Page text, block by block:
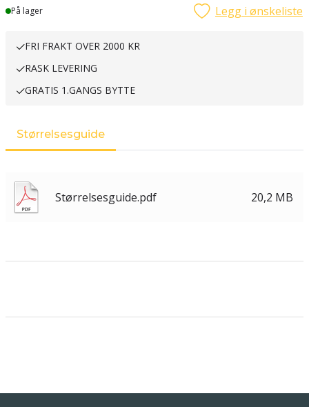
Lager
På lager Legg i ønskeliste
FRI FRAKT OVER 2000 KR
RASK LEVERING
GRATIS 1.GANGS BYTTE
Størrelsesguide
Størrelsesguide.pdf 20,2 MB